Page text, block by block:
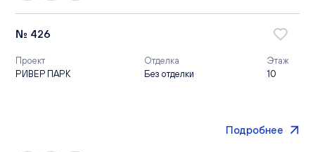
№ 426
Проект
РИВЕР ПАРК
Отделка
Без отделки
Этаж
10
Подробнее